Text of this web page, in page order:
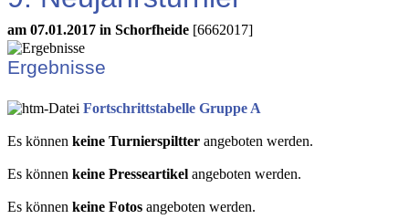
am 07.01.2017 in Schorfheide [6662017]
Ergebnisse
Fortschrittstabelle Gruppe A
Es können keine Turnierspiltter angeboten werden.
Es können keine Presseartikel angeboten werden.
Es können keine Fotos angeboten werden.